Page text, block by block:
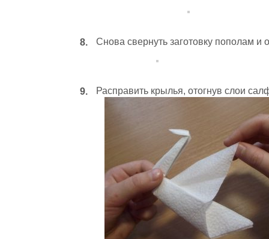
Снова свернуть заготовку пополам и
Расправить крылья, отогнув слои